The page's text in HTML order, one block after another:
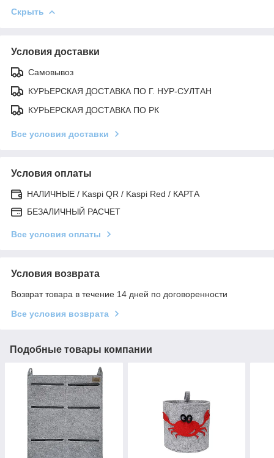
Скрыть
Условия доставки
Самовывоз
КУРЬЕРСКАЯ ДОСТАВКА ПО Г. НУР-СУЛТАН
КУРЬЕРСКАЯ ДОСТАВКА ПО РК
Все условия доставки
Условия оплаты
НАЛИЧНЫЕ / Kaspi QR / Kaspi Red / КАРТА
БЕЗАЛИЧНЫЙ РАСЧЕТ
Все условия оплаты
Условия возврата
Возврат товара в течение 14 дней по договоренности
Все условия возврата
Подобные товары компании